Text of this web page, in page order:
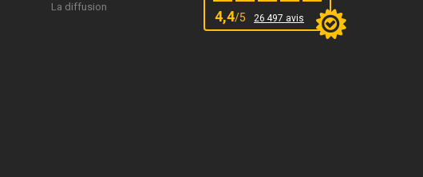
La diffusion
4,4/5 26 497 avis